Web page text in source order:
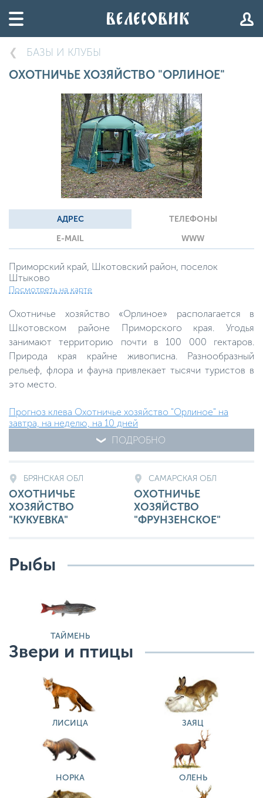
БАЗЫ И КЛУБЫ
ОХОТНИЧЬЕ ХОЗЯЙСТВО "ОРЛИНОЕ"
АДРЕС
ТЕЛЕФОНЫ
E-MAIL
WWW
Приморский край, Шкотовский район, поселок
Штыково
Посмотреть на карте
Охотничье хозяйство «Орлиное» располагается в
Шкотовском районе Приморского края. Угодья
занимают территорию почти в 100 000 гектаров.
Природа края крайне живописна. Разнообразный
рельеф, флора и фауна привлекает тысячи туристов в
это место.
Прогноз клева Охотничье хозяйство "Орлиное" на
завтра, на неделю, на 10 дней
ПОДРОБНО
БРЯНСКАЯ ОБЛ
ОХОТНИЧЬЕ
ХОЗЯЙСТВО
"КУКУЕВКА"
САМАРСКАЯ ОБЛ
ОХОТНИЧЬЕ
ХОЗЯЙСТВО
"ФРУНЗЕНСКОЕ"
Рыбы
ТАЙМЕНЬ
Звери и птицы
ЛИСИЦА ЗАЯЦ
НОРКА ОЛЕНЬ